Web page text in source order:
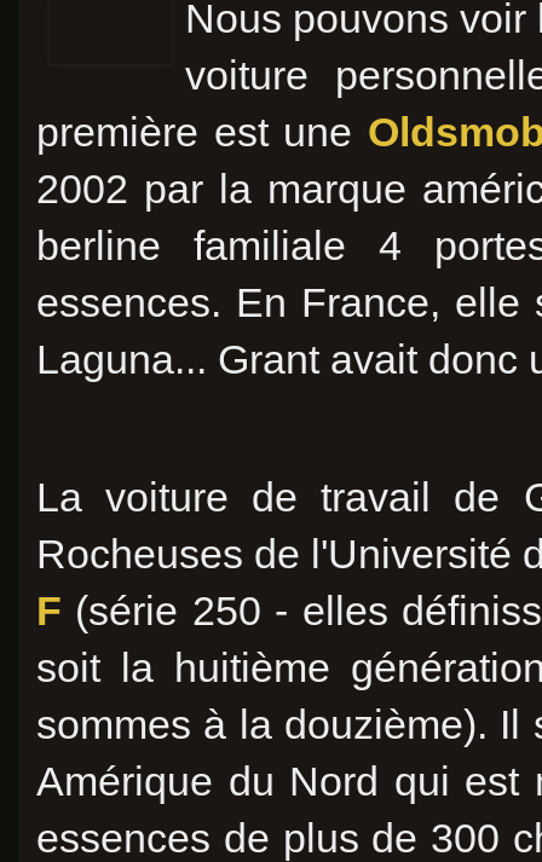
Nous pouvons
voiture
première est une
2002 par la marque
berline familiale 4
essences. En France, elle
Laguna... Grant avait donc
La voiture de travail de
Rocheuses de l'Université
F (série 250 - elles
soit la huitième
sommes à la douzième).
Amérique du Nord qui est
essences de plus de 300